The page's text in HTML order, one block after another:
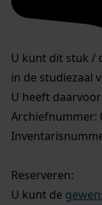
U kunt dit stuk /
in de studiezaal
U heeft
Archiefnummer:
Reserveren:
U kunt de